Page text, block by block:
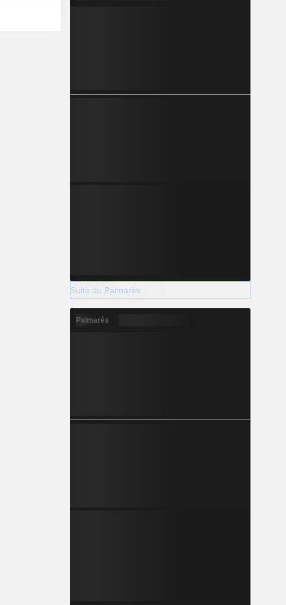
Suite du Palmarès
Palmarès